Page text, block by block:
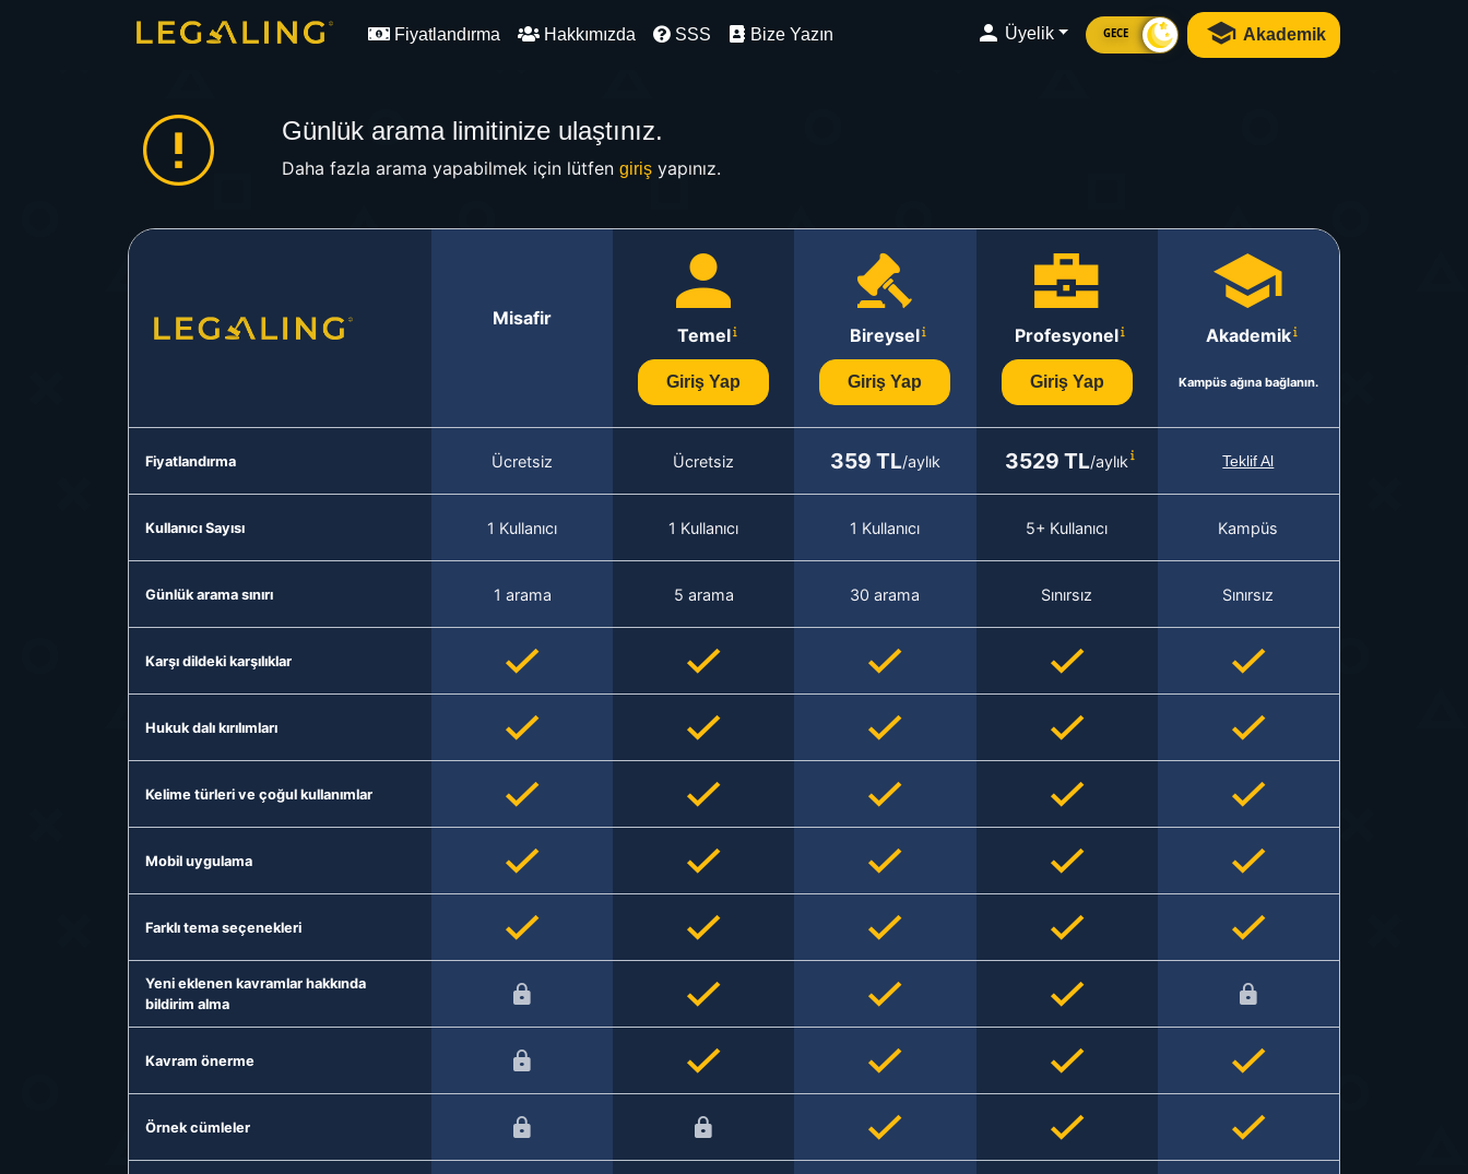
Fiyatlandırma Hakkımızda SSS Bize Yazın Üyelik GECE Akademik
Günlük arama limitinize ulaştınız.
Daha fazla arama yapabilmek için lütfen girişyapınız.
Misafir
Temel
Giriş Yap
Bireysel
Giriş Yap
Profesyonel
Giriş Yap
Akademik
Kampüs ağına bağlanın.
Fiyatlandırma Ücretsiz Ücretsiz 359 TL/aylık 3529 TL/aylık Teklif Al
Kullanıcı Sayısı 1 Kullanıcı 1 Kullanıcı 1 Kullanıcı 5+ Kullanıcı Kampüs
Günlük arama sınırı 1 arama 5 arama 30 arama Sınırsız Sınırsız
Karşı dildeki karşılıklar
Hukuk dalı kırılımları
Kelime türleri ve çoğul kullanımlar
Mobil uygulama
Farklı tema seçenekleri
Yeni eklenen kavramlar hakkında
bildirim alma
Kavram önerme
Örnek cümleler